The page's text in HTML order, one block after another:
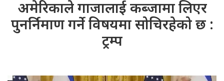
अमेरिकाले गाजालाई कब्जामा लिएर
पुनर्निमाण गर्ने विषयमा सोचिरहेको छ :
ट्रम्प